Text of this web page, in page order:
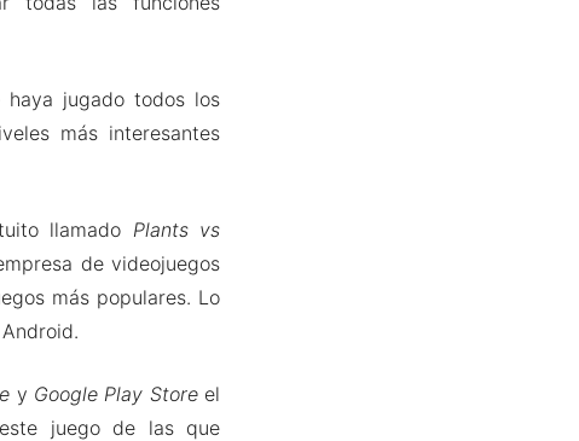
jugado todos los
más interesantes
llamado Plants vs
de videojuegos
más populares. Lo
y Google Play Storeel
juego de las que